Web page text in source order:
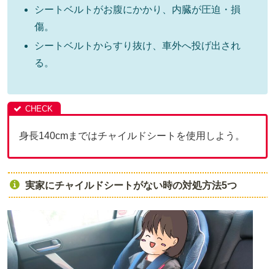
シートベルトがお腹にかかり、内臓が圧迫・損
傷。
シートベルトからすり抜け、車外へ投げ出され
る。
身長140cmまではチャイルドシートを使用しよう。
実家にチャイルドシートがない時の対処方法5つ